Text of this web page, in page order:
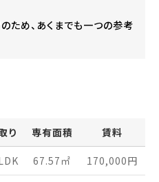
ため、あくまでも一つの参考
り 専有面積 賃料
67.57 ㎡ 170,000円